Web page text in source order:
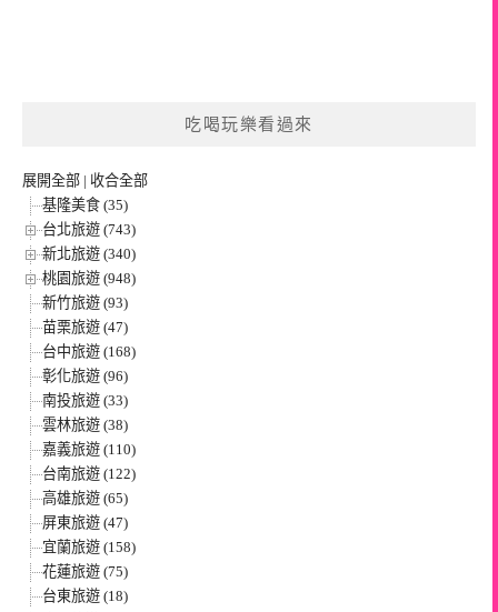
吃喝玩樂看過來
展開全部 | 收合全部
基隆美食 (35)
台北旅遊 (743)
新北旅遊 (340)
桃園旅遊 (948)
新竹旅遊 (93)
苗栗旅遊 (47)
台中旅遊 (168)
彰化旅遊 (96)
南投旅遊 (33)
雲林旅遊 (38)
嘉義旅遊 (110)
台南旅遊 (122)
高雄旅遊 (65)
屏東旅遊 (47)
宜蘭旅遊 (158)
花蓮旅遊 (75)
台東旅遊 (18)